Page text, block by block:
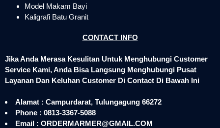
Model Makam Bayi
Kaligrafi Batu Granit
CONTACT INFO
Jika Anda Merasa Kesulitan Untuk Menghubungi Customer
Service Kami, Anda Bisa Langsung Menghubungi Pusat
Layanan Dan Keluhan Customer Di Contact Di Bawah Ini
Alamat : Campurdarat, Tulungagung 66272
Phone : 0813-3367-5088
Email : ORDERMARMER@GMAIL.COM